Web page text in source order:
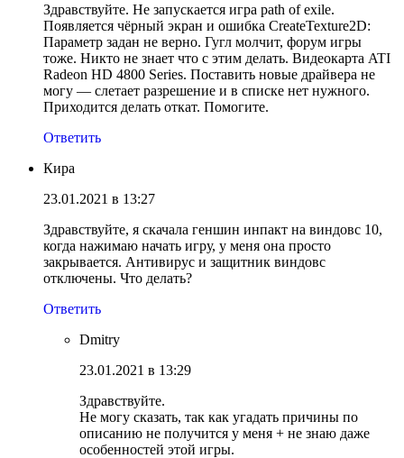
Здравствуйте. Не запускается игра path of exile.
Появляется чёрный экран и ошибка CreateTexture2D:
Параметр задан не верно. Гугл молчит, форум игры
тоже. Никто не знает что с этим делать. Видеокарта ATI
Radeon HD 4800 Series. Поставить новые драйвера не
могу — слетает разрешение и в списке нет нужного.
Приходится делать откат. Помогите.
Ответить
Кира
23.01.2021 в 13:27
Здравствуйте, я скачала геншин инпакт на виндовс 10,
когда нажимаю начать игру, у меня она просто
закрывается. Антивирус и защитник виндовс
отключены. Что делать?
Ответить
Dmitry
23.01.2021 в 13:29
Здравствуйте.
Не могу сказать, так как угадать причины по
описанию не получится у меня + не знаю даже
особенностей этой игры.